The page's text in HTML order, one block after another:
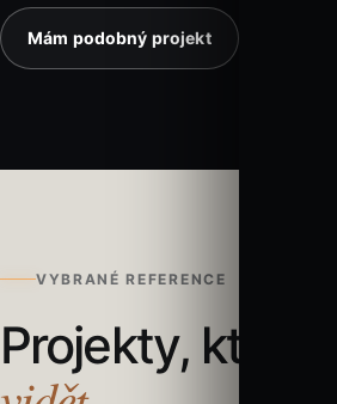
Mám podobný projekt
VYBRANÉ REFERENCE
Projekty, které